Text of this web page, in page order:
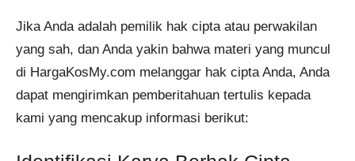
Jika Anda adalah pemilik hak cipta atau perwakilan
yang sah, dan Anda yakin bahwa materi yang muncul
di HargaKosMy.com melanggar hak cipta Anda, Anda
dapat mengirimkan pemberitahuan tertulis kepada
kami yang mencakup informasi berikut: